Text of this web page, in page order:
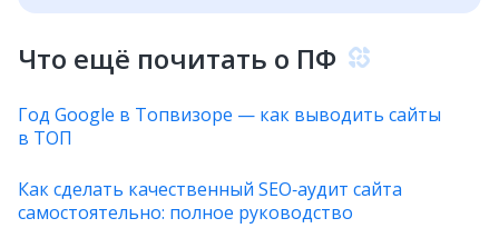
Что ещё почитать о ПФ
Год Google в Топвизоре — как выводить сайты
в ТОП
Как сделать качественный SEO‑аудит сайта
самостоятельно: полное руководство